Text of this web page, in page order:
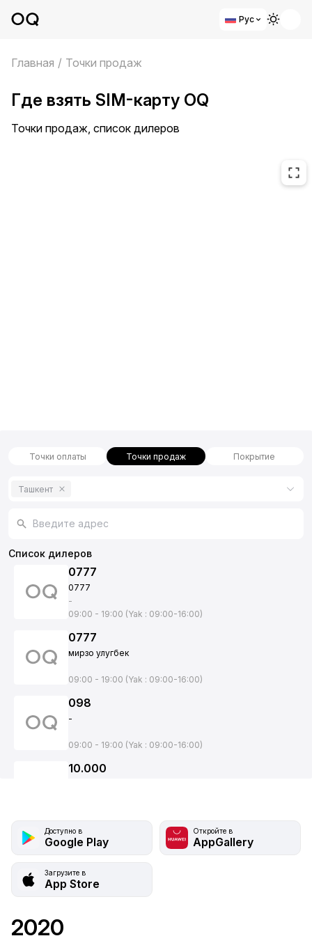
Рус
Главная / Точки продаж
Где взять SIM-карту OQ
Точки продаж, список дилеров
Точки оплаты Точки продаж Покрытие
Ташкент
Список дилеров
0777
0777
-
09:00 - 19:00 (Yak : 09:00-16:00)
0777
мирзо улугбек
09:00 - 19:00 (Yak : 09:00-16:00)
098
-
09:00 - 19:00 (Yak : 09:00-16:00)
10.000
10.000 shop
10.000 shop
09:00 - 19:00 (Yak : 09:00-16:00)
Доступно в
Google Play
Откройте в
AppGallery
Загрузите в
App Store
2020